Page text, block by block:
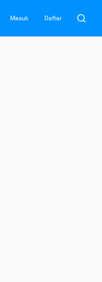
Masuk Daftar